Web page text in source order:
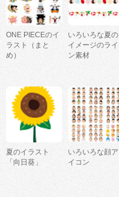
ONE PIECEのイ
ラスト（まと
め）
いろいろな夏の
イメージのライ
ン素材
夏のイラスト
「向日葵」
いろいろな顔ア
イコン